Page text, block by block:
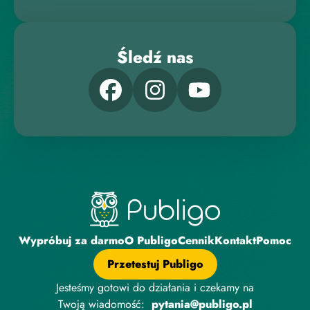
Śledź nas
Wypróbuj za darmoO PubligoCennikKontaktPomoc
Przetestuj Publigo
Jesteśmy gotowi do działania i czekamy na
Twoją wiadomość: pytania@publigo.pl